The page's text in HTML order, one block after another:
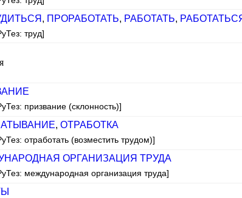
, ПРОРАБОТАТЬ, РАБОТАТЬ,
труд]
призвание (склонность)]
, ОТРАБОТКА
отработать (возместить трудом)]
ОРГАНИЗАЦИЯ ТРУДА
международная организация труда]